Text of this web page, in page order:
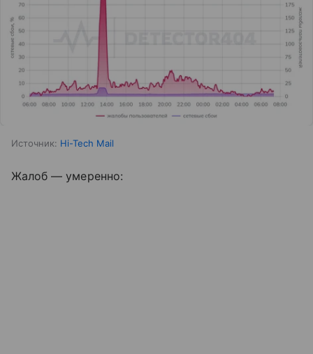
Источник: Hi-Tech Mail
Жалоб — умеренно: